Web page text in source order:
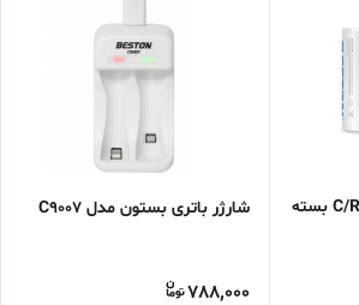
باتری C بستون مدل C/R14 بسته
شارژر باتری بستون مدل C9007
788,000